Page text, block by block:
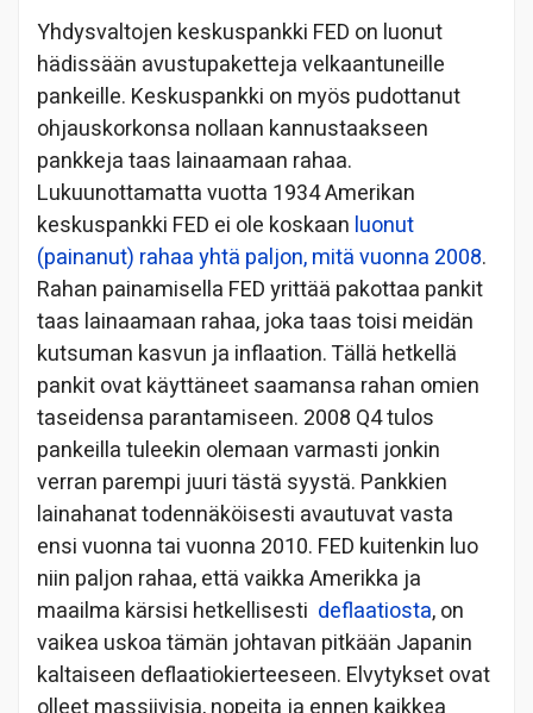
Yhdysvaltojen keskuspankki FED on luonut
hädissään avustupaketteja velkaantuneille
pankeille. Keskuspankki on myös pudottanut
ohjauskorkonsa nollaan kannustaakseen
pankkeja taas lainaamaan rahaa.
Lukuunottamatta vuotta 1934 Amerikan
keskuspankki FED ei ole koskaan luonut
(painanut) rahaa yhtä paljon, mitä vuonna 2008.
Rahan painamisella FED yrittää pakottaa pankit
taas lainaamaan rahaa, joka taas toisi meidän
kutsuman kasvun ja inflaation. Tällä hetkellä
pankit ovat käyttäneet saamansa rahan omien
taseidensa parantamiseen. 2008 Q4 tulos
pankeilla tuleekin olemaan varmasti jonkin
verran parempi juuri tästä syystä. Pankkien
lainahanat todennäköisesti avautuvat vasta
ensi vuonna tai vuonna 2010. FED kuitenkin luo
niin paljon rahaa, että vaikka Amerikka ja
maailma kärsisi hetkellisesti deflaatiosta, on
vaikea uskoa tämän johtavan pitkään Japanin
kaltaiseen deflaatiokierteeseen. Elvytykset ovat